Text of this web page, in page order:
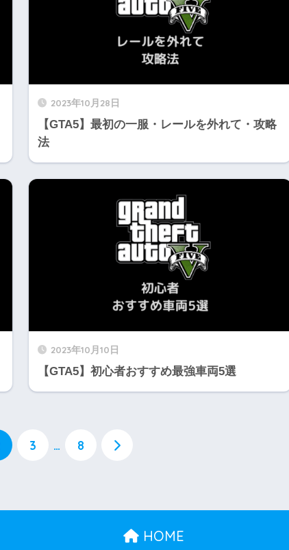
2023年10月28日
【GTA5】最初の一服・レールを外れて・攻略
法
2023年10月10日
【GTA5】初心者おすすめ最強車両5選
3 … 8
HOME